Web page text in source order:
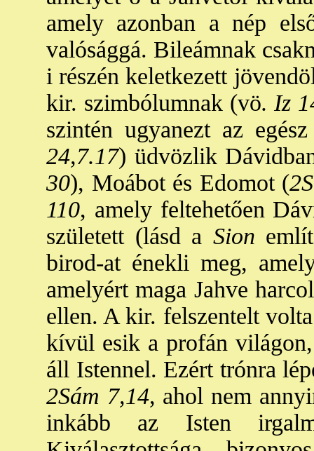
amely azonban a nép
valósággá. Bileámnak
i részén keletkezett
kir. szimbólumnak (vö. Iz
szintén ugyanezt az
24,7.17) üdvözlik
30), Moábot és Edomot (
110, amely feltehetően
született (lásd a Sion
birod-at énekli meg,
amelyért maga Jahve
ellen. A kir. felszentelt
kívül esik a profán
áll Istennel. Ezért trónra
2Sám 7,14, ahol nem
inkább az Isten